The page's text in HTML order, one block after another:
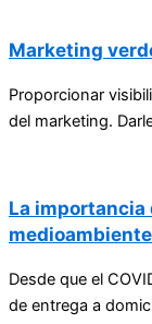
Marketing
Proporcionar
del marketing.
La importancia
Desde que el
de entrega a